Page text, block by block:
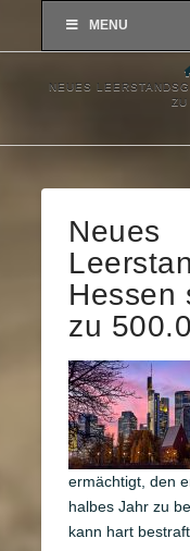
MENU
NEUES
Neues
Hessen
zu
ermächtigt, den
halbes Jahr zu
kann hart